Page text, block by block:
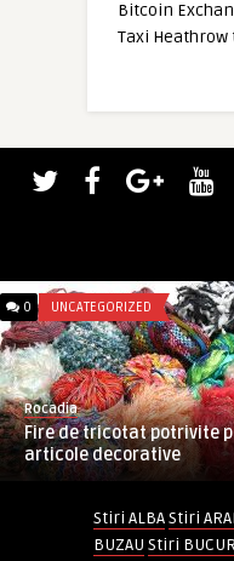
Bitcoin
Taxi Heathrow
0 UNCATEGORIZED
Rocadia
Fire de tricotat potrivite
articole decorative
Stiri ALBA Stiri
BUZAU Stiri